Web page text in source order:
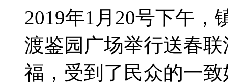
2019年1月20号下午，
渡鉴园广场举行送春
福，受到了民众的一